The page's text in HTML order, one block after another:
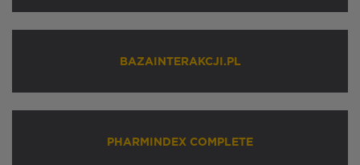
BAZAINTERAKCJI.PL
PHARMINDEX COMPLETE